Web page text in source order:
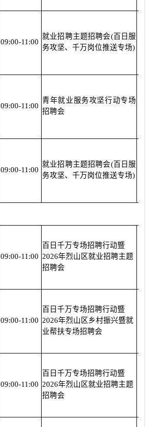
09:00-11:00
就业招聘主题招聘会(百日服
务攻坚、千万岗位推送专场)
09:00-11:00
青年就业服务攻坚行动专场
招聘会
09:00-11:00
就业招聘主题招聘会(百日服
务攻坚、千万岗位推送专场)
09:00-11:00
百日千万专场招聘行动暨
2026年烈山区就业招聘主题
招聘会
09:00-11:00
百日千万专场招聘行动暨
2026年烈山区乡村振兴暨就
业帮扶专场招聘会
09:00-11:00
百日千万专场招聘行动暨
2026年烈山区就业招聘主题
招聘会